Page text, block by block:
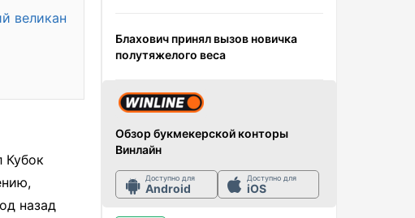
великан
Кубок
назад
Блахович принял вызов новичка
полутяжелого веса
Обзор букмекерской конторы
Винлайн
Доступно для
Android
Доступно для
iOS